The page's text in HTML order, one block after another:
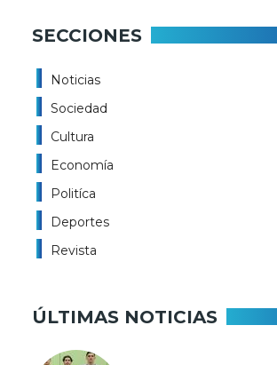
SECCIONES
Noticias
Sociedad
Cultura
Economía
Politíca
Deportes
Revista
ÚLTIMAS NOTICIAS